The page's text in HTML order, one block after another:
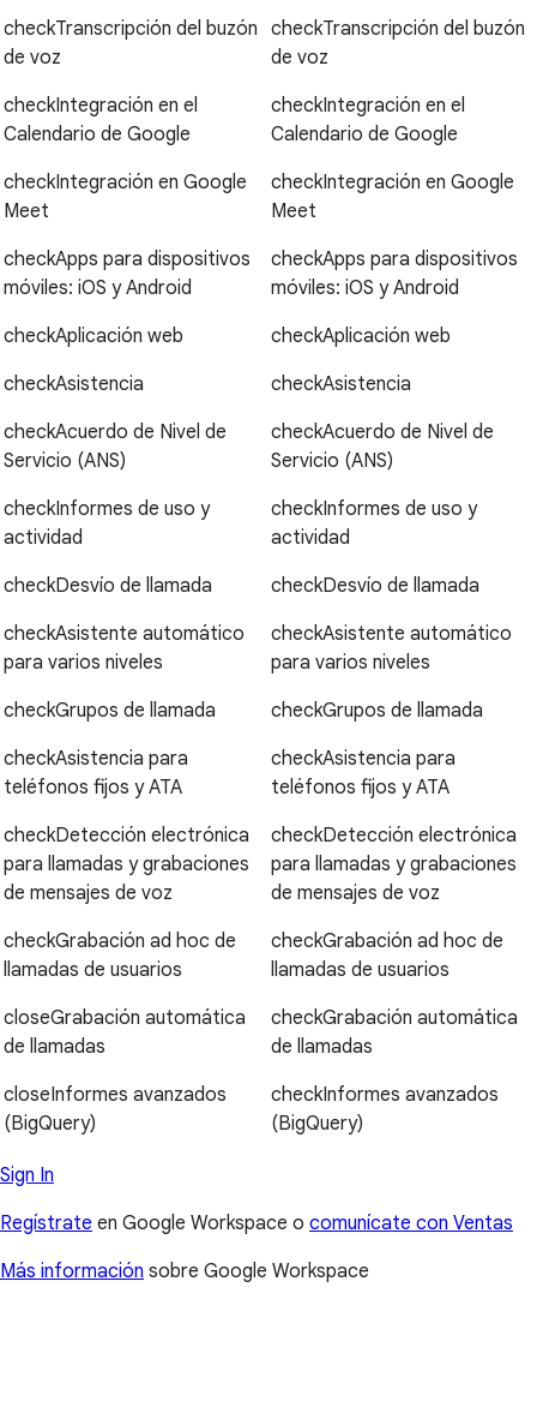
checkTranscripción del buzón
de voz
checkIntegración en el
Calendario de Google
checkIntegración en Google
Meet
checkApps para dispositivos
móviles: iOS y Android
checkAplicación web
checkAsistencia
checkAcuerdo de Nivel de
Servicio (ANS)
checkInformes de uso y
actividad
checkDesvío de llamada
checkAsistente automático
para varios niveles
checkGrupos de llamada
checkAsistencia para
teléfonos fijos y ATA
checkDetección electrónica
para llamadas y grabaciones
de mensajes de voz
checkGrabación ad hoc de
llamadas de usuarios
closeGrabación automática
de llamadas
closeInformes avanzados
(BigQuery)
checkTranscripción del buzón
de voz
checkIntegración en el
Calendario de Google
checkIntegración en Google
Meet
checkApps para dispositivos
móviles: iOS y Android
checkAplicación web
checkAsistencia
checkAcuerdo de Nivel de
Servicio (ANS)
checkInformes de uso y
actividad
checkDesvío de llamada
checkAsistente automático
para varios niveles
checkGrupos de llamada
checkAsistencia para
teléfonos fijos y ATA
checkDetección electrónica
para llamadas y grabaciones
de mensajes de voz
checkGrabación ad hoc de
llamadas de usuarios
checkGrabación automática
de llamadas
checkInformes avanzados
(BigQuery)
Sign In
Regístrate en Google Workspace o comunícate con Ventas
Más información sobre Google Workspace